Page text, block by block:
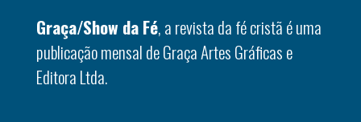
Graça/Show da Fé, a revista da fé cristã é uma
publicação mensal de Graça Artes Gráficas e
Editora Ltda.